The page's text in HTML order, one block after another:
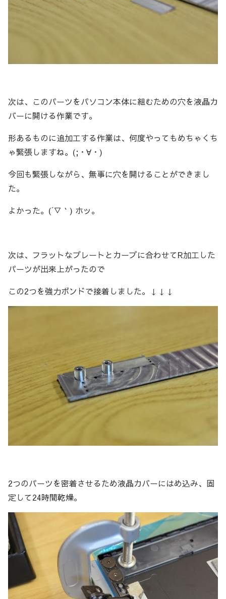
次は、このパーツをパソコン本体に組むための穴を液晶カ
バーに開ける作業です。
形あるものに追加工する作業は、何度やってもめちゃくち
ゃ緊張しますね。(;・∀・)
今回も緊張しながら、無事に穴を開けることができまし
た。
よかった。(´▽｀) ホッ。
次は、フラットなプレートとカーブに合わせてR加工した
パーツが出来上がったので
この2つを強力ボンドで接着しました。↓↓↓
2つのパーツを密着させるため液晶カバーにはめ込み、固
定して24時間乾燥。